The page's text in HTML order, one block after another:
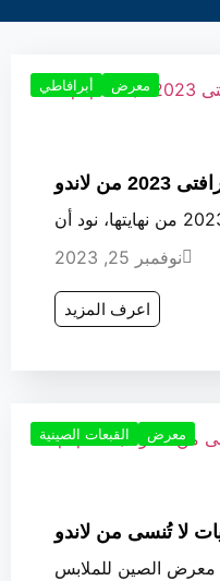
معرض أبرافاطي
نوفمبر 25, 2023
اعرف المزيد
معرض القبعات الصينية
لا تُنسى من لاندو
الصين للملابس